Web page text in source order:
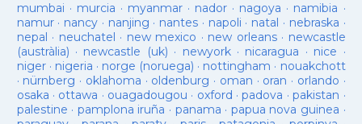
mumbai · murcia · myanmar· nador · nagoya · namibia ·
namur· nancy · nanjing · nantes · napoli · natal · nebraska ·
nepal · neuchatel · new mexico · new orleans· newcastle
(austràlia) · newcastle (uk) · newyork· nicaragua · nice ·
niger· nigeria · norge (noruega) · nottingham · nouakchott
· nürnberg · oklahoma · oldenburg · oman · oran · orlando ·
osaka · ottawa · ouagadougou · oxford ·padova ·pakistan ·
palestine · pamplona iruña · panama · papua nova guinea ·